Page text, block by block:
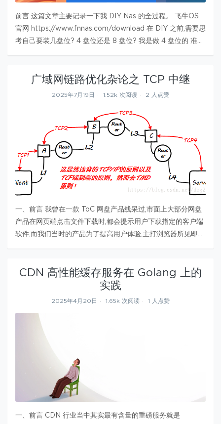
前言 这篇文章主要记录一下我 DIY Nas 的全过程。 飞牛OS
官网 https://www.fnnas.com/download 在 DIY 之前,需要思
考自己要装几盘位? 4 盘位还是 8 盘位? 我是做 4 盘位的 准备
广域网链路优化杂论之 TCP 中继
2025年7月19日 1.52k 次阅读 2 人点赞
一、前言 我曾在一款 ToC 网盘产品线呆过,市面上大部分网盘
产品在网页端点击文件下载时,都会提示用户下载指定的客户端
软件,而我们当时的产品为了提高用户体验,主打浏览器所见即所
断。 …
CDN 高性能缓存服务在 Golang 上的
实践
2025年4月20日 1.65k 次阅读 1 人点赞
一、前言 CDN 行业当中其实最有含量的重磅服务就是